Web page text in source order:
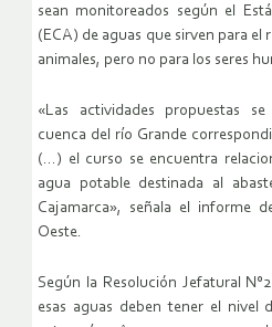
sean monitoreados según el
(ECA) de aguas que sirven para el
animales, pero no para los seres
«Las actividades propuestas
cuenca del río Grande
(…) el curso se encuentra
agua potable destinada al
Cajamarca», señala el informe
Oeste.
Según la Resolución Jefatural
esas aguas deben tener el nivel